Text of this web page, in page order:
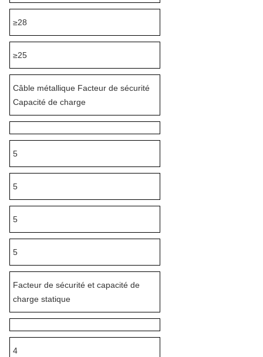
≥28
≥25
Câble métallique Facteur de sécurité
Capacité de charge
5
5
5
5
Facteur de sécurité et capacité de
charge statique
4